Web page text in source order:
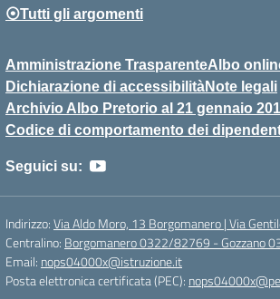
⦿Tutti gli argomenti
Amministrazione TrasparenteAlbo
Dichiarazione di accessibilitàNote legali
Archivio Albo Pretorio al 21 gennaio
Codice di comportamento dei
Seguici su:
Indirizzo:Via Aldo Moro, 13 Borgomanero | Via
Centralino: Borgomanero 0322/82769 - Gozzano
Email: nops04000x@istruzione.it
Posta elettronica certificata (PEC):